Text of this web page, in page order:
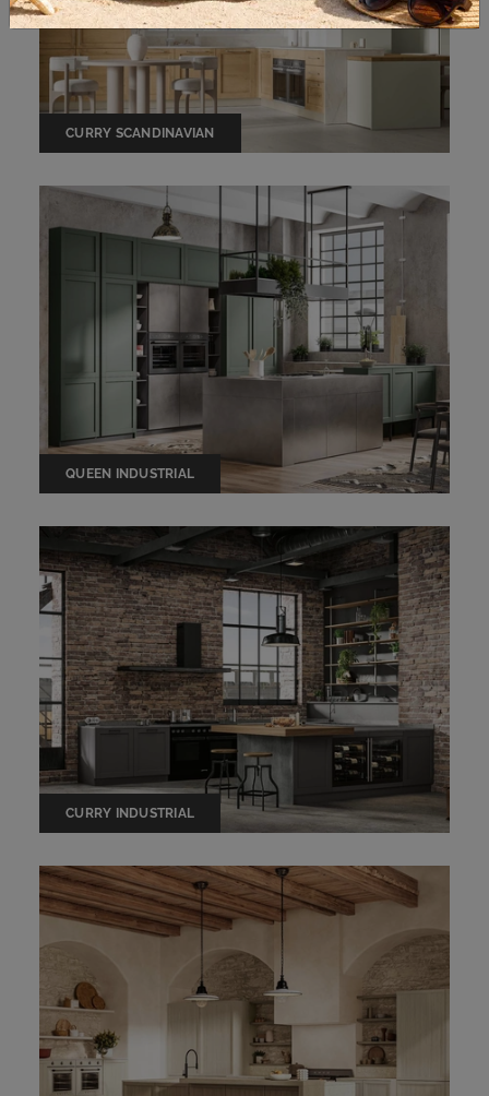
CURRY SCANDINAVIAN
QUEEN INDUSTRIAL
CURRY INDUSTRIAL